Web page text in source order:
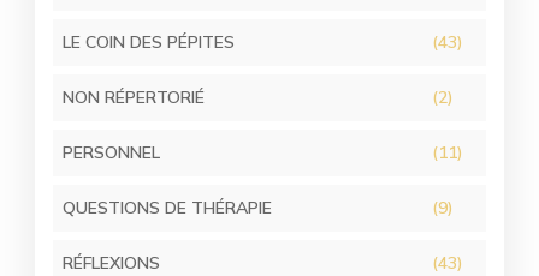
LE COIN DES PÉPITES (43)
NON RÉPERTORIÉ (2)
PERSONNEL (11)
QUESTIONS DE THÉRAPIE (9)
RÉFLEXIONS (43)